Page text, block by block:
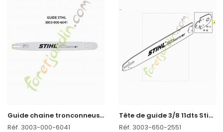
G
uide chaine tronconneuse 75 CM Stihl 3003-000-6041
Réf. 3003-000-6041
T
ête de guide 3/8 11dts Stihl réf. 3003-650-2551
Réf. 3003-650-2551